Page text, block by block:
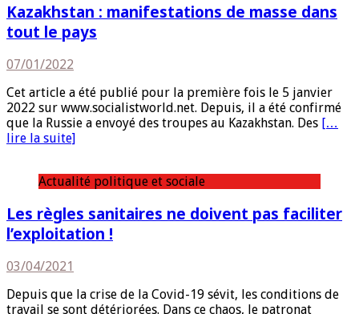
Kazakhstan : manifestations de masse dans
tout le pays
07/01/2022
Cet article a été publié pour la première fois le 5 janvier
2022 sur www.socialistworld.net. Depuis, il a été confirmé
que la Russie a envoyé des troupes au Kazakhstan. Des […
lire la suite]
Actualité politique et sociale
Les règles sanitaires ne doivent pas faciliter
l’exploitation !
03/04/2021
Depuis que la crise de la Covid-19 sévit, les conditions de
travail se sont détériorées. Dans ce chaos, le patronat